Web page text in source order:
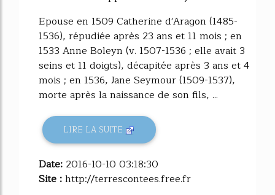
Epouse en 1509 Catherine d'Aragon (1485-
1536), répudiée après 23 ans et 11 mois ; en
1533 Anne Boleyn (v. 1507-1536 ; elle avait 3
seins et 11 doigts), décapitée après 3 ans et 4
mois ; en 1536, Jane Seymour (1509-1537),
morte après la naissance de son fils, ...
LIRE LA SUITE
Date: 2016-10-10 03:18:30
Site :http://terrescontees.free.fr